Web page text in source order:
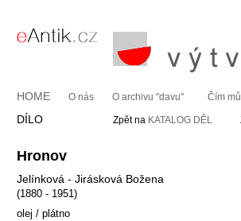
HOME O nás O archivu "davu" Čím
DÍLO Zpět na KATALOG DĚL
Hronov
Jelínková - Jirásková Božena
(1880 - 1951)
olej / plátno